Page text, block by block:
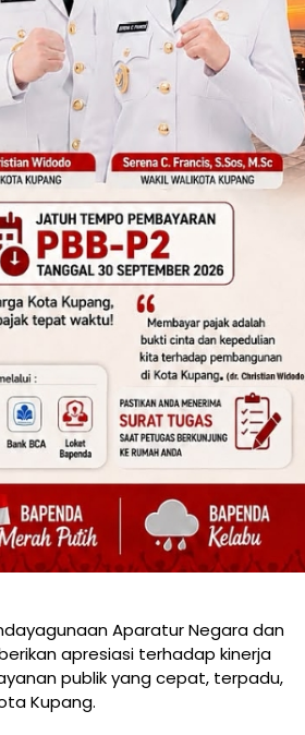
Aparatur Negara dan
apresiasi terhadap kinerja
publik yang cepat, terpadu,
Kupang.